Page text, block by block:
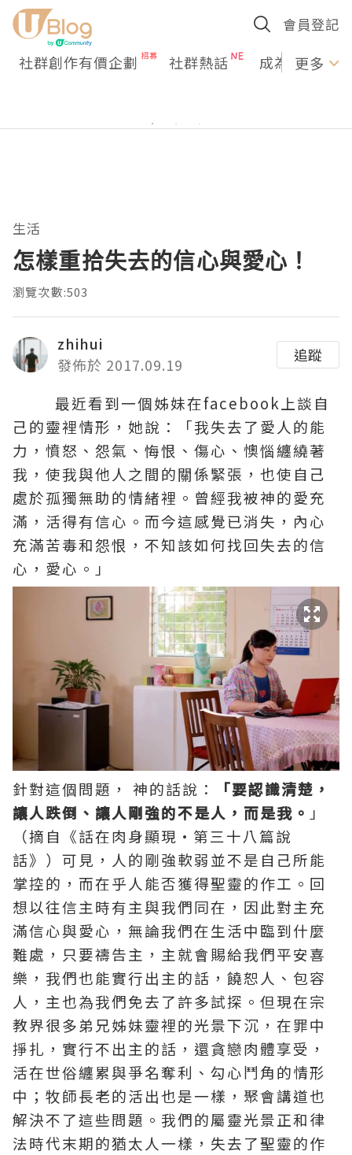
會員登記
社群創作有價企劃 社群熱話 成為U更多
生活
怎樣重拾失去的信心與愛心！
瀏覽次數:503
zhihui
發佈於 2017.09.19
追蹤
最近看到一個姊妹在facebook上談自
己的靈裡情形，她說：「我失去了愛人的能
力，憤怒、怨氣、悔恨、傷心、懊惱纏繞著
我，使我與他人之間的關係緊張，也使自己
處於孤獨無助的情緒裡。曾經我被神的愛充
滿，活得有信心。而今這感覺已消失，內心
充滿苦毒和怨恨，不知該如何找回失去的信
心，愛心。」
針對這個問題， 神的話說：
「要認識清楚，
讓人跌倒、讓人剛強的不是人，而是我。 」
（摘自《話在肉身顯現·第三十八篇說
話》）可見，人的剛強軟弱並不是自己所能
掌控的，而在乎人能否獲得聖靈的作工。回
想以往信主時有主與我們同在，因此對主充
滿信心與愛心，無論我們在生活中臨到什麼
難處，只要禱告主，主就會賜給我們平安喜
樂，我們也能實行出主的話，饒恕人、包容
人，主也為我們免去了許多試探。但現在宗
教界很多弟兄姊妹靈裡的光景下沉，在罪中
掙扎，實行不出主的話，還貪戀肉體享受，
活在世俗纏累與爭名奪利、勾心鬥角的情形
中；牧師長老的活出也是一樣，聚會講道也
解決不了這些問題。我們的屬靈光景正和律
法時代末期的猶太人一樣，失去了聖靈的作